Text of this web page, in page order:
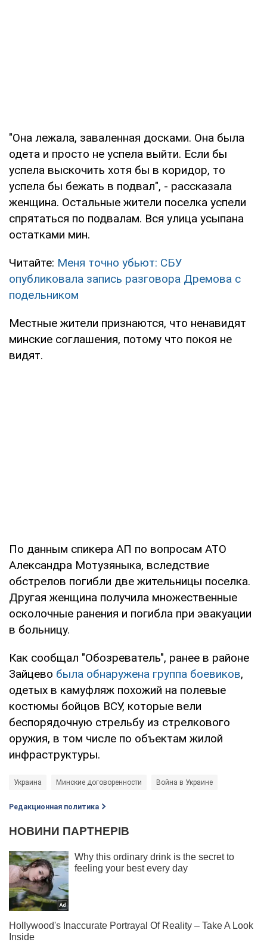
"Она лежала, заваленная досками. Она была
одета и просто не успела выйти. Если бы
успела выскочить хотя бы в коридор, то
успела бы бежать в подвал", - рассказала
женщина. Остальные жители поселка успели
спрятаться по подвалам. Вся улица усыпана
остатками мин.
Читайте: Меня точно убьют: СБУ
опубликовала запись разговора Дремова с
подельником
Местные жители признаются, что ненавидят
минские соглашения, потому что покоя не
видят.
По данным спикера АП по вопросам АТО
Александра Мотузяныка, вследствие
обстрелов погибли две жительницы поселка.
Другая женщина получила множественные
осколочные ранения и погибла при эвакуации
в больницу.
Как сообщал "Обозреватель", ранее в районе
Зайцево была обнаружена группа боевиков,
одетых в камуфляж похожий на полевые
костюмы бойцов ВСУ, которые вели
беспорядочную стрельбу из стрелкового
оружия, в том числе по объектам жилой
инфраструктуры.
Украина Минские договоренности Война в Украине
Редакционная политика